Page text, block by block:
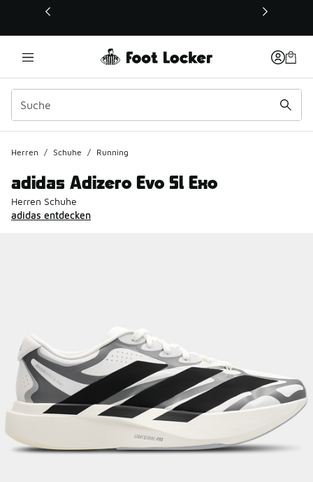
Dieser Link öffnet sich in einem neuen Fenster
Herren / Schuhe / Running
adidas Adizero Evo Sl Exo
Herren Schuhe
adidas entdecken